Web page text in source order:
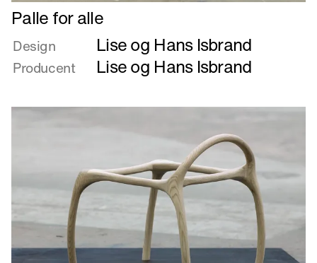
Læs
mere
om
Palle
for
Palle for alle
Design Lise og Hans Isbrand
Producent Lise og Hans Isbrand